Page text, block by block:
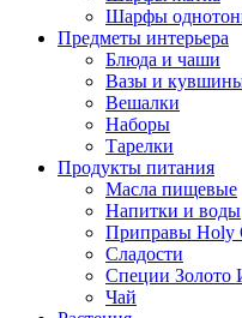
Шарфы
Предметы интерьера
Блюда и чаши
Вазы и
Вешалки
Наборы
Тарелки
Продукты питания
Масла пищевые
Напитки и воды
Приправы Holy
Сладости
Специи Золото
Чай